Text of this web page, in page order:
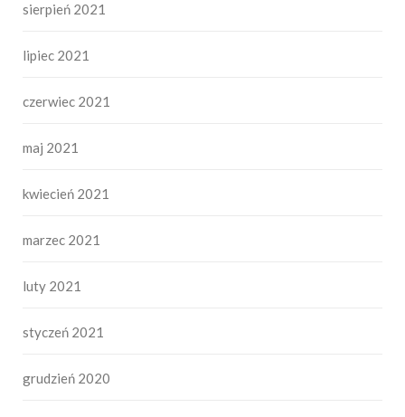
sierpień 2021
lipiec 2021
czerwiec 2021
maj 2021
kwiecień 2021
marzec 2021
luty 2021
styczeń 2021
grudzień 2020